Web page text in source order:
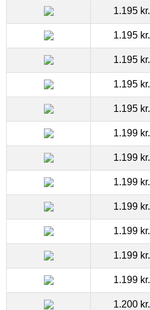
1.195 kr.
1.195 kr.
1.195 kr.
1.195 kr.
1.195 kr.
1.199 kr.
1.199 kr.
1.199 kr.
1.199 kr.
1.199 kr.
1.199 kr.
1.199 kr.
1.200 kr.